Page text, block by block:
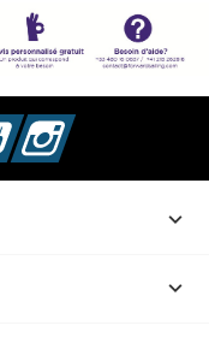
YouTubeInstagram

